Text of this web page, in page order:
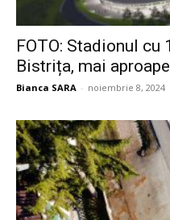
FOTO: Stadionul
Bistrița, mai
Bianca SARA - noiembrie 8, 2024